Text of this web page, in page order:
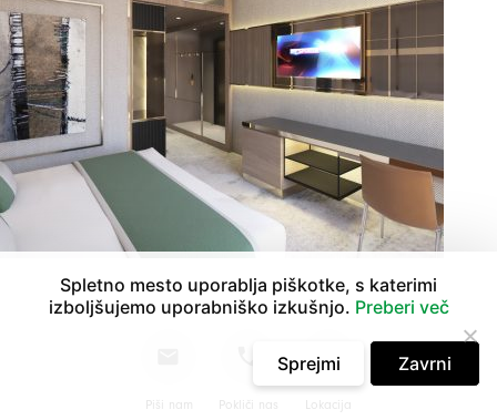
Piši nam Pokliči nas Lokacija
Spletno mesto uporablja piškotke, s katerimi
izboljšujemo uporabniško izkušnjo. Preberi več
Sprejmi Zavrni